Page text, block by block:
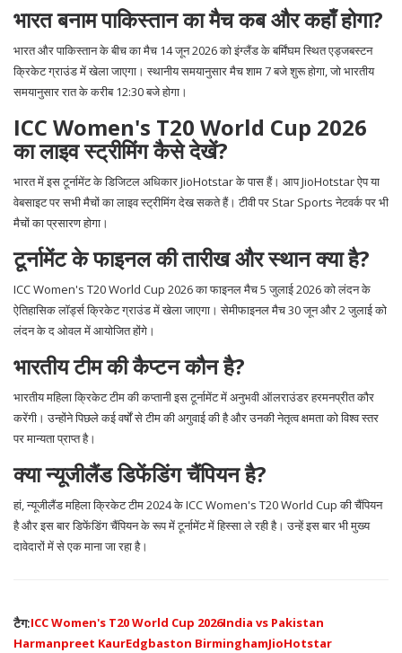
भारत बनाम पाकिस्तान का मैच कब और कहाँ होगा?
भारत और पाकिस्तान के बीच का मैच 14 जून 2026 को इंग्लैंड के बर्मिंघम स्थित एड्जबस्टन
क्रिकेट ग्राउंड में खेला जाएगा। स्थानीय समयानुसार मैच शाम 7 बजे शुरू होगा, जो भारतीय
समयानुसार रात के करीब 12:30 बजे होगा।
ICC Women's T20 World Cup 2026
का लाइव स्ट्रीमिंग कैसे देखें?
भारत में इस टूर्नामेंट के डिजिटल अधिकार JioHotstar के पास हैं। आप JioHotstar ऐप या
वेबसाइट पर सभी मैचों का लाइव स्ट्रीमिंग देख सकते हैं। टीवी पर Star Sports नेटवर्क पर भी
मैचों का प्रसारण होगा।
टूर्नामेंट के फाइनल की तारीख और स्थान क्या है?
ICC Women's T20 World Cup 2026 का फाइनल मैच 5 जुलाई 2026 को लंदन के
ऐतिहासिक लॉर्ड्स क्रिकेट ग्राउंड में खेला जाएगा। सेमीफाइनल मैच 30 जून और 2 जुलाई को
लंदन के द ओवल में आयोजित होंगे।
भारतीय टीम की कैप्टन कौन है?
भारतीय महिला क्रिकेट टीम की कप्तानी इस टूर्नामेंट में अनुभवी ऑलराउंडर हरमनप्रीत कौर
करेंगी। उन्होंने पिछले कई वर्षों से टीम की अगुवाई की है और उनकी नेतृत्व क्षमता को विश्व स्तर
पर मान्यता प्राप्त है।
क्या न्यूजीलैंड डिफेंडिंग चैंपियन है?
हां, न्यूजीलैंड महिला क्रिकेट टीम 2024 के ICC Women's T20 World Cup की चैंपियन
है और इस बार डिफेंडिंग चैंपियन के रूप में टूर्नामेंट में हिस्सा ले रही है। उन्हें इस बार भी मुख्य
दावेदारों में से एक माना जा रहा है।
टैग:ICC Women's T20 World Cup 2026India vs Pakistan
Harmanpreet KaurEdgbaston BirminghamJioHotstar